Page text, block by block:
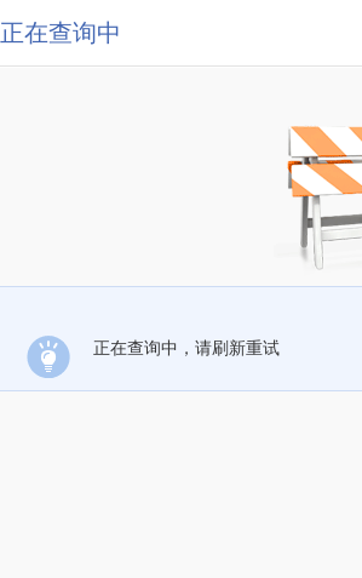
正在查询中
正在查询中，请刷新重试